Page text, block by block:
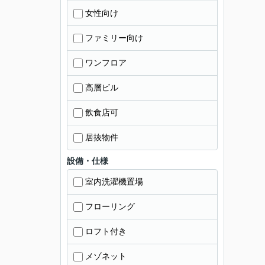
女性向け
ファミリー向け
ワンフロア
高層ビル
飲食店可
居抜物件
設備・仕様
室内洗濯機置場
フローリング
ロフト付き
メゾネット